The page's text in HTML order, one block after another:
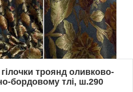
троянд оливково-
бордовому тлі, ш.290